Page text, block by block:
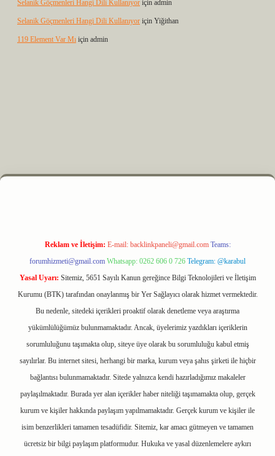
Selanik Göçmenleri Hangi Dili Kullanıyor için admin
Selanik Göçmenleri Hangi Dili Kullanıyor için Yiğithan
119 Element Var Mı için admin
m elexbet
Reklam ve İletişim: E-mail: backlinkpaneli@gmail.com Teams:
forumhizmeti@gmail.com Whatsapp: 0262 606 0 726 Telegram: @karabul
Yasal Uyarı: Sitemiz, 5651 Sayılı Kanun gereğince Bilgi Teknolojileri ve İletişim
Kurumu (BTK) tarafından onaylanmış bir Yer Sağlayıcı olarak hizmet vermektedir.
Bu nedenle, sitedeki içerikleri proaktif olarak denetleme veya araştırma
yükümlülüğümüz bulunmamaktadır. Ancak, üyelerimiz yazdıkları içeriklerin
sorumluluğunu taşımakta olup, siteye üye olarak bu sorumluluğu kabul etmiş
sayılırlar. Bu internet sitesi, herhangi bir marka, kurum veya şahıs şirketi ile hiçbir
bağlantısı bulunmamaktadır. Sitede yalnızca kendi hazırladığımız makaleler
paylaşılmaktadır. Burada yer alan içerikler haber niteliği taşımamakta olup, gerçek
kurum ve kişiler hakkında paylaşım yapılmamaktadır. Gerçek kurum ve kişiler ile
isim benzerlikleri tamamen tesadüfidir. Sitemiz, kar amacı gütmeyen ve tamamen
ücretsiz bir bilgi paylaşım platformudur. Hukuka ve yasal düzenlemelere aykırı